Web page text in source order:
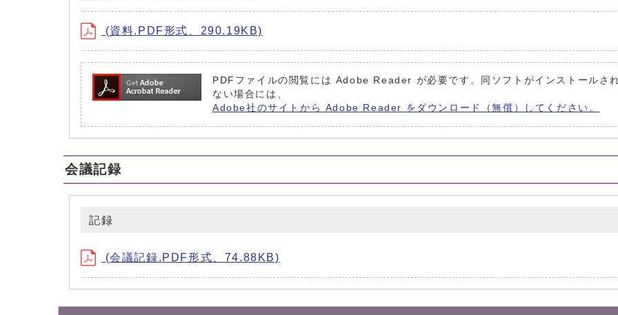
(資料.PDF形式、290.19KB)
PDFファイルの閲覧には Adobe Reader が必要です。同ソフトがインストールさ
ない場合には、
Adobe社のサイトから Adobe Reader をダウンロード（無償）してください。
会議記録
記録
(会議記録.PDF形式、74.88KB)